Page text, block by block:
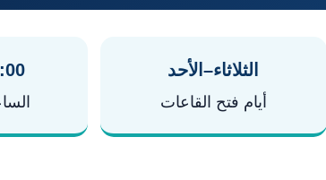
الثلاثاء–الأحد
أيام فتح القاعات